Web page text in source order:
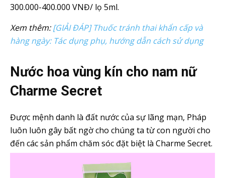
300.000-400.000 VNĐ/ lọ 5ml.
Xem thêm:[GIẢI ĐÁP] Thuốc tránh thai khẩn cấp và
hàng ngày: Tác dụng phụ, hướng dẫn cách sử dụng
Nước hoa vùng kín cho nam nữ
Charme Secret
Được mệnh danh là đất nước của sự lãng mạn, Pháp
luôn luôn gây bất ngờ cho chúng ta từ con người cho
đến các sản phẩm chăm sóc đặt biệt là Charme Secret.